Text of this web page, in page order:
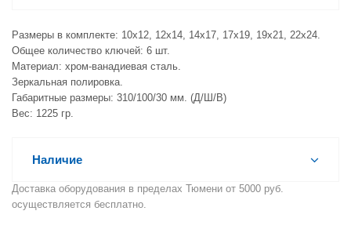
Размеры в комплекте: 10х12, 12х14, 14х17, 17х19, 19х21, 22х24.
Общее количество ключей: 6 шт.
Материал: хром-ванадиевая сталь.
Зеркальная полировка.
Габаритные размеры: 310/100/30 мм. (Д/Ш/В)
Вес: 1225 гр.
Наличие
Доставка оборудования в пределах Тюмени от 5000 руб.
осуществляется бесплатно.